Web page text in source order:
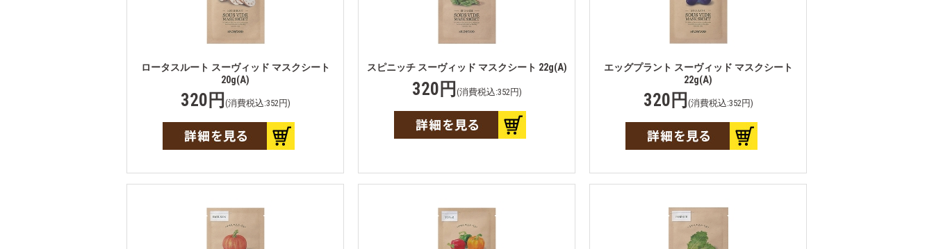
ロータスルート スーヴィッド マスクシート
20g(A)
320円 (消費税込:352円)
スピニッチ スーヴィッド マスクシート 22g(A)
320円 (消費税込:352円)
エッグプラント スーヴィッド マスクシート
22g(A)
320円 (消費税込:352円)